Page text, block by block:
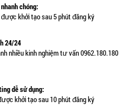
chóng:
khởi tạo sau 5 phút đăng ký
24/24
nhiều kinh nghiệm tư vấn 0962.180.180
dễ sử dụng:
khởi tạo sau 10 phút đăng ký